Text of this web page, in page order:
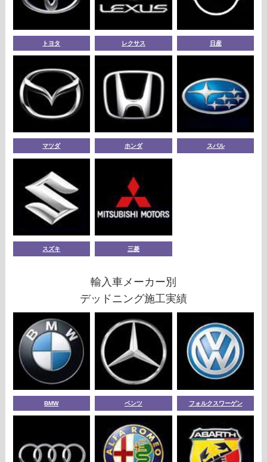
トヨタ レクサス 日産
マツダ ホンダ スバル
スズキ 三菱
輸入車メーカー別
デッドニング施工実績
BMW ベンツ フォルクスワーゲン